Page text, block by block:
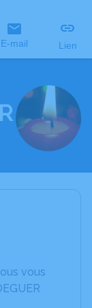
E-mail Lien
vous